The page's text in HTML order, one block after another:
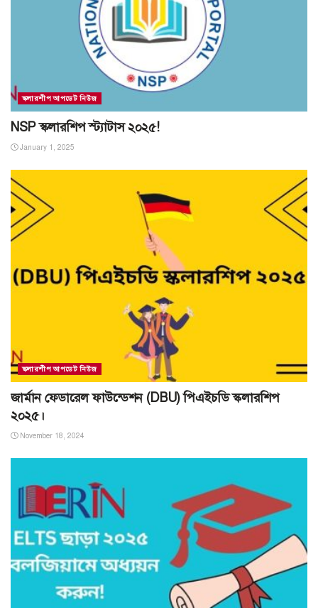
স্কলারশীপ আপডেট নিউজ
NSP স্কলারশিপ স্ট্যাটাস ২০২৫!
January 1, 2025
স্কলারশীপ আপডেট নিউজ
জার্মান ফেডারেল ফাউন্ডেশন (DBU) পিএইচডি স্কলারশিপ
২০২৫।
November 18, 2024